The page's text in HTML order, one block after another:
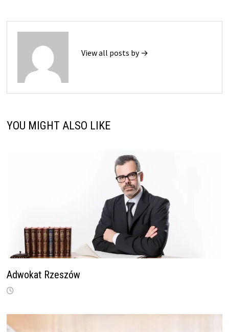
View all posts by →
YOU MIGHT ALSO LIKE
Adwokat Rzeszów